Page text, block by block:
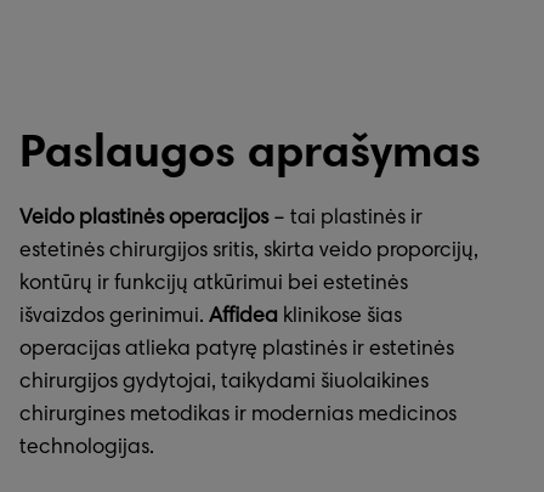
Paslaugos aprašymas
Veido plastinės operacijos– tai plastinės ir
estetinės chirurgijos sritis, skirta veido proporcijų,
kontūrų ir funkcijų atkūrimui bei estetinės
išvaizdos gerinimui. Affidea klinikose šias
operacijas atlieka patyrę plastinės ir estetinės
chirurgijos gydytojai, taikydami šiuolaikines
chirurgines metodikas ir modernias medicinos
technologijas.